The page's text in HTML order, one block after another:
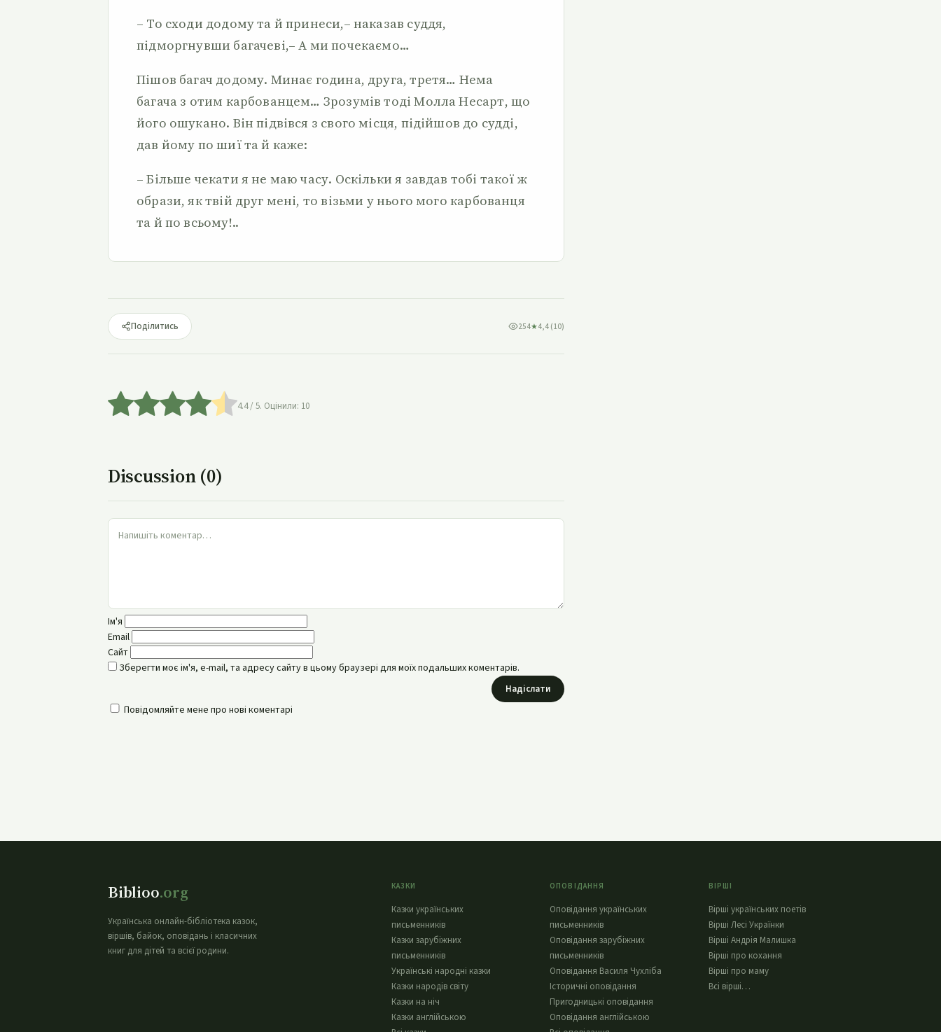
– То сходи додому та й принеси,– наказав суддя,
підморгнувши багачеві,– А ми почекаємо…
Пішов багач додому. Минає година, друга, третя… Нема
багача з отим карбованцем… Зрозумів тоді Молла Несарт, що
його ошукано. Він підвівся з свого місця, підійшов до судді,
дав йому по шиї та й каже:
– Більше чекати я не маю часу. Оскільки я завдав тобі такої ж
образи, як твій друг мені, то візьми у нього мого карбованця
та й по всьому!..
Поділитись 254★4,4 (10)
4.4/ 5. Оцінили: 10
Discussion (0)
Ім'я
Email
Сайт
Зберегти моє ім'я, e-mail, та адресу сайту в цьому браузері для моїх подальших коментарів.
Надіслати
Повідомляйте мене про нові коментарі
Biblioo.org
Українська онлайн-бібліотека казок,
віршів, байок, оповідань і класичних
книг для дітей та всієї родини.
КАЗКИ
Казки українських
письменників
Казки зарубіжних
письменників
Українські народні казки
Казки народів світу
Казки на ніч
Казки англійською
ОПОВІДАННЯ
Оповідання українських
письменників
Оповідання зарубіжних
письменників
Оповідання Василя Чухліба
Історичні оповідання
Пригодницькі оповідання
Оповідання англійською
ВІРШІ
Вірші українських поетів
Вірші Лесі Українки
Вірші Андрія Малишка
Вірші про кохання
Вірші про маму
Всі вірші…